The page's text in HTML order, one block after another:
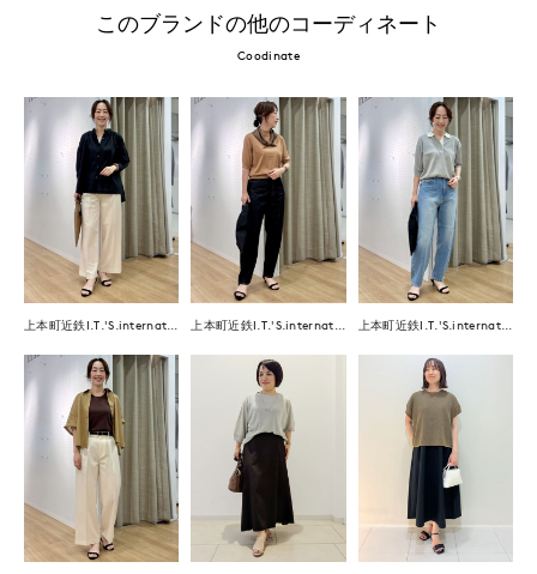
このブランドの他のコーディネート
Coodinate